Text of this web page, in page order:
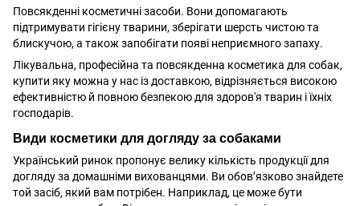
Повсякденні косметичні засоби. Вони допомагають
підтримувати гігієну тварини, зберігати шерсть чистою та
блискучою, а також запобігати появі неприємного запаху.
Лікувальна, професійна та повсякденна косметика для собак,
купити яку можна у нас із доставкою, відрізняється високою
ефективністю й повною безпекою для здоров'я тварин і їхніх
господарів.
Види косметики для догляду за собаками
Український ринок пропонує велику кількість продукції для
догляду за домашніми вихованцями. Ви обов’язково знайдете
той засіб, який вам потрібен. Наприклад, це може бути